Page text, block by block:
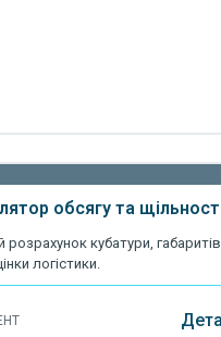
обсягу та
кубатури, габаритів
логістики.